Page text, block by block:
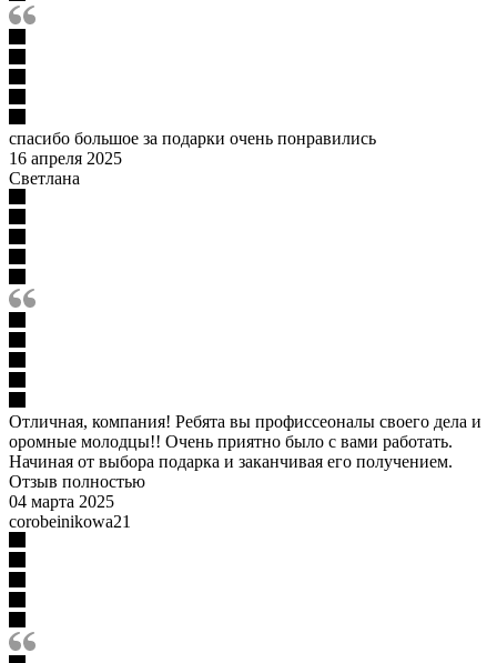
спасибо большое за подарки очень понравились
16 апреля 2025
Светлана
Отличная, компания! Ребята вы профиссеоналы своего дела и
оромные молодцы!! Очень приятно было с вами работать.
Начиная от выбора подарка и заканчивая его получением.
Отзыв полностью
04 марта 2025
corobeinikowa21